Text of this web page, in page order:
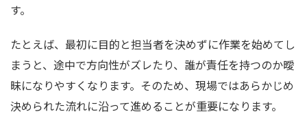
す。
たとえば、最初に目的と担当者を決めずに作業を始めてし
まうと、途中で方向性がズレたり、誰が責任を持つのか曖
昧になりやすくなります。そのため、現場ではあらかじめ
決められた流れに沿って進めることが重要になります。